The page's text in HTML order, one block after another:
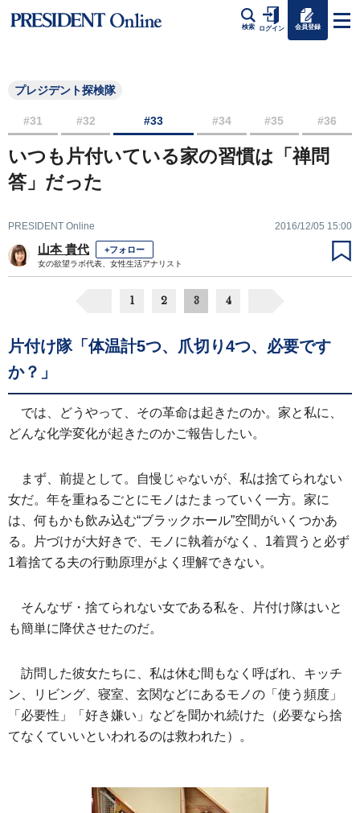
検索 ログイン 会員登録
プレジデント探検隊
#31 #32 #33 #34 #35 #36
いつも片付いている家の習慣は「禅問
答」だった
PRESIDENT Online 2016/12/05 15:00
山本 貴代 +フォロー
女の欲望ラボ代表、女性生活アナリスト
1 2 3 4
片付け隊「体温計5つ、爪切り4つ、必要です
か？」
では、どうやって、その革命は起きたのか。家と私に、
どんな化学変化が起きたのかご報告したい。
まず、前提として。自慢じゃないが、私は捨てられない
女だ。年を重ねるごとにモノはたまっていく一方。家に
は、何もかも飲み込む“ブラックホール”空間がいくつかあ
る。片づけが大好きで、モノに執着がなく、1着買うと必ず
1着捨てる夫の行動原理がよく理解できない。
そんなザ・捨てられない女である私を、片付け隊はいと
も簡単に降伏させたのだ。
訪問した彼女たちに、私は休む間もなく呼ばれ、キッチ
ン、リビング、寝室、玄関などにあるモノの「使う頻度」
「必要性」「好き嫌い」などを聞かれ続けた（必要なら捨
てなくていいといわれるのは救われた）。